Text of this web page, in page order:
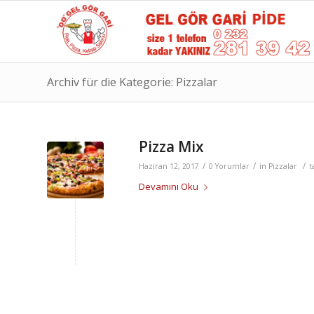
Archiv für die Kategorie: Pizzalar
Pizza Mix
Haziran 12, 2017 / 0 Yorumlar / in Pizzalar /
Devamını Oku